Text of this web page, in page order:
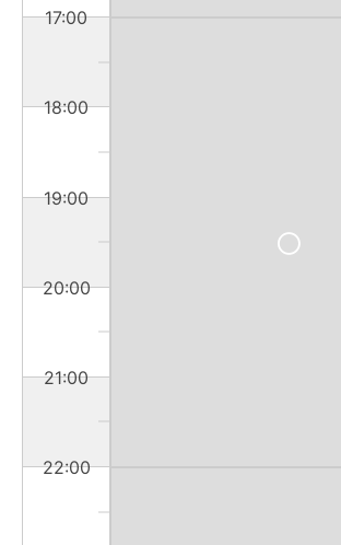
17:00
18:00
19:00
20:00
21:00
22:00